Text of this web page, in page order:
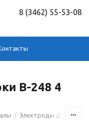
8 (3462) 55-53-08
B-248 4
/ Электроды для сварки